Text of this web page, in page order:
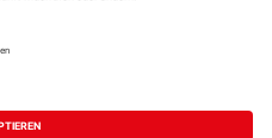
AGB
Barrierefreiheitserklärung